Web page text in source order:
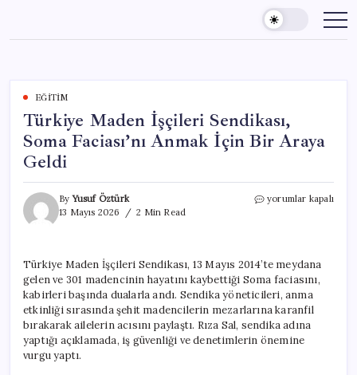
content
EĞITIM
Türkiye Maden İşçileri Sendikası,
Soma Faciası’nı Anmak İçin Bir Araya
Geldi
ByYusuf Öztürk
13 Mayıs 2026
2 Min Read
Türkiye
Faciası’nı
Anmak
İçin
Bir
Araya
için
yorumlar kapalı
Türkiye Maden İşçileri Sendikası, 13 Mayıs 2014’te meydana
gelen ve 301 madencinin hayatını kaybettiği Soma faciasını,
kabirleri başında dualarla andı. Sendika yöneticileri, anma
etkinliği sırasında şehit madencilerin mezarlarına karanfil
bırakarak ailelerin acısını paylaştı. Rıza Sal, sendika adına
yaptığı açıklamada, iş güvenliği ve denetimlerin önemine
vurgu yaptı.